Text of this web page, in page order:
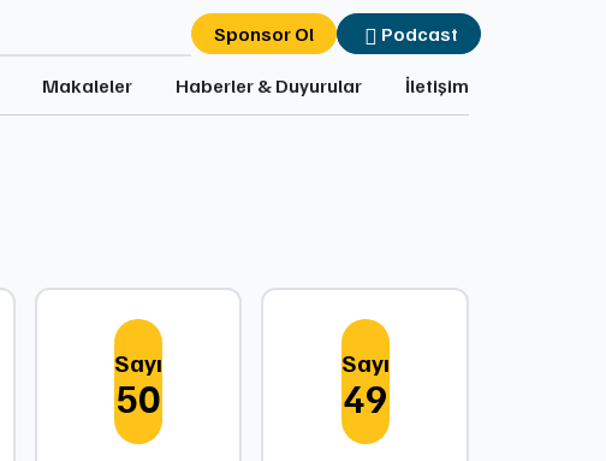
Sponsor Ol Podcast
Makaleler Haberler & Duyurular İletişim
Sayı
50
Sayı
49